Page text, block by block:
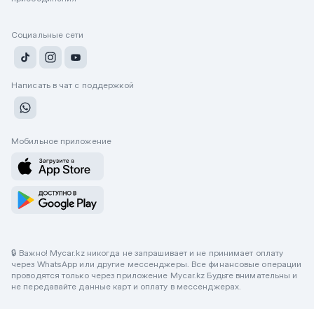
Социальные сети
Написать в чат с поддержкой
Мобильное приложение
🔒 Важно! Mycar.kz никогда не запрашивает и не принимает оплату
через WhatsApp или другие мессенджеры. Все финансовые операции
проводятся только через приложение Mycar.kz Будьте внимательны и
не передавайте данные карт и оплату в мессенджерах.